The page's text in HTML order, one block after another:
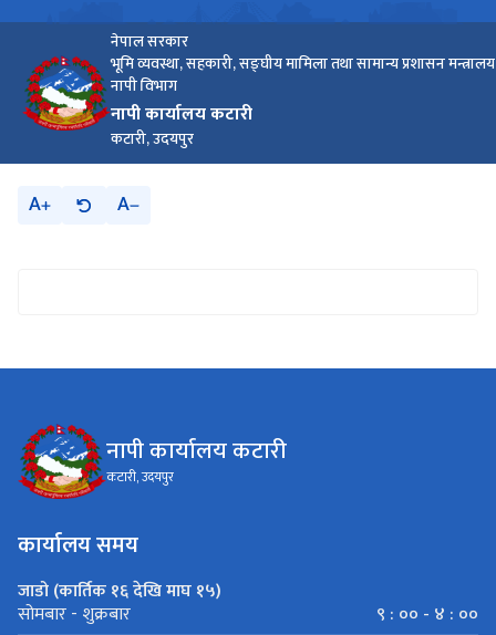
नेपाल सरकार
भूमि व्यवस्था, सहकारी, सङ्‍घीय मामिला तथा सामान्य प्रशासन मन्त्रालय
नापी विभाग
नापी कार्यालय कटारी
कटारी, उदयपुर
A A
नापी कार्यालय कटारी
कटारी, उदयपुर
कार्यालय समय
जाडो (कार्तिक १६ देखि माघ १५)
सोमबार - शुक्रबार
९ : ०० - ४ : ००